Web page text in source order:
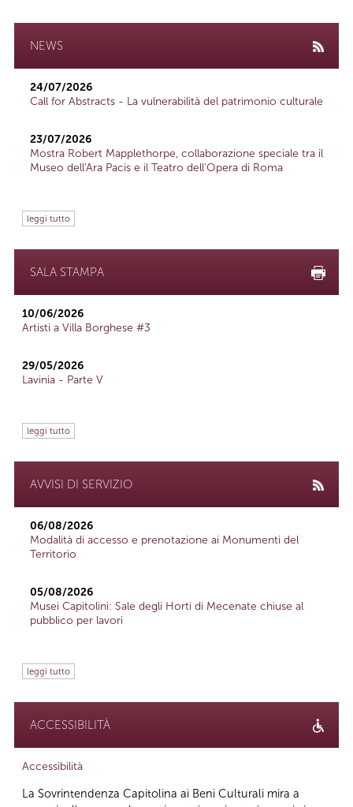
NEWS
24/07/2026
Call for Abstracts - La vulnerabilità del patrimonio culturale
23/07/2026
Mostra Robert Mapplethorpe, collaborazione speciale tra il
Museo dell'Ara Pacis e il Teatro dell'Opera di Roma
leggi tutto
SALA STAMPA
10/06/2026
Artisti a Villa Borghese #3
29/05/2026
Lavinia - Parte V
leggi tutto
AVVISI DI SERVIZIO
06/08/2026
Modalità di accesso e prenotazione ai Monumenti del
Territorio
05/08/2026
Musei Capitolini: Sale degli Horti di Mecenate chiuse al
pubblico per lavori
leggi tutto
ACCESSIBILITÀ
Accessibilità
La Sovrintendenza Capitolina ai Beni Culturali mira a